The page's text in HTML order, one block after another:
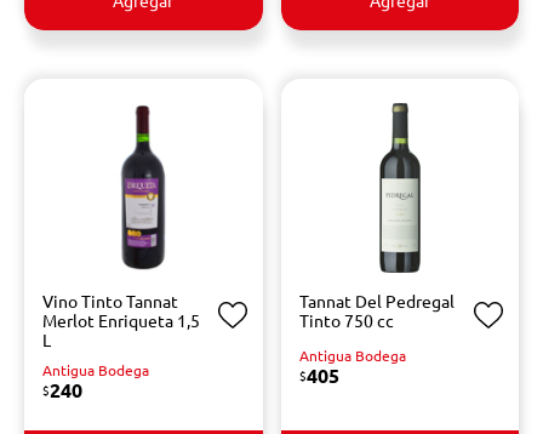
Vino Tinto Tannat
Merlot Enriqueta 1,5
L
Antigua Bodega
$240
Tannat Del Pedregal
Tinto 750 cc
Antigua Bodega
$405